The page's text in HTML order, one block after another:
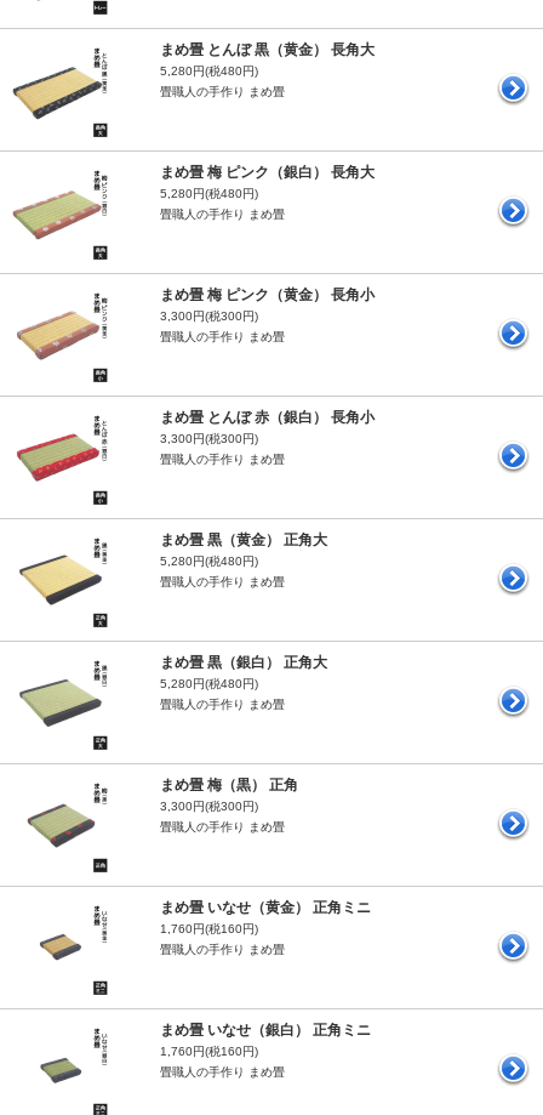
まめ畳 とんぼ 黒（黄金） 長角大
5,280円(税480円)
畳職人の手作り まめ畳
まめ畳 梅 ピンク（銀白） 長角大
5,280円(税480円)
畳職人の手作り まめ畳
まめ畳 梅 ピンク（黄金） 長角小
3,300円(税300円)
畳職人の手作り まめ畳
まめ畳 とんぼ 赤（銀白） 長角小
3,300円(税300円)
畳職人の手作り まめ畳
まめ畳 黒（黄金） 正角大
5,280円(税480円)
畳職人の手作り まめ畳
まめ畳 黒（銀白） 正角大
5,280円(税480円)
畳職人の手作り まめ畳
まめ畳 梅（黒） 正角
3,300円(税300円)
畳職人の手作り まめ畳
まめ畳 いなせ（黄金） 正角ミニ
1,760円(税160円)
畳職人の手作り まめ畳
まめ畳 いなせ（銀白） 正角ミニ
1,760円(税160円)
畳職人の手作り まめ畳